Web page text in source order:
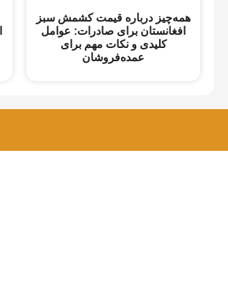
همه‌چیز درباره قیمت کشمش سبز
افغانستان برای صادرات: عوامل
کلیدی و نکات مهم برای
عمده‌فروشان